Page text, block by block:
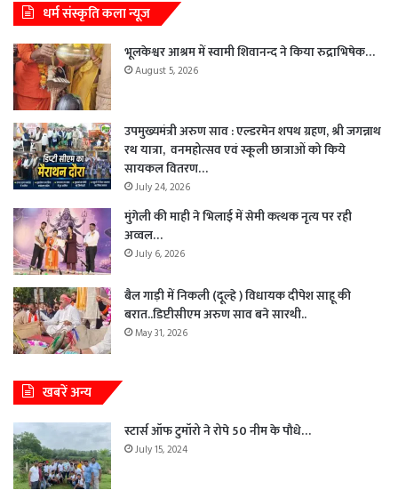
धर्म संस्कृति कला न्यूज
भूलकेश्वर आश्रम में स्वामी शिवानन्द ने किया रुद्राभिषेक…
August 5, 2026
उपमुख्यमंत्री अरुण साव : एल्डरमेन शपथ ग्रहण, श्री जगन्नाथ
रथ यात्रा, वनमहोत्सव एवं स्कूली छात्राओं को किये
सायकल वितरण…
July 24, 2026
मुंगेली की माही ने भिलाई में सेमी कत्थक नृत्य पर रही
अव्वल…
July 6, 2026
बैल गाड़ी में निकली (दूल्हे ) विधायक दीपेश साहू की
बरात..डिप्टीसीएम अरुण साव बने सारथी..
May 31, 2026
खबरें अन्य
स्टार्स ऑफ टुमॉरो ने रोपे 50 नीम के पौधे…
July 15, 2024